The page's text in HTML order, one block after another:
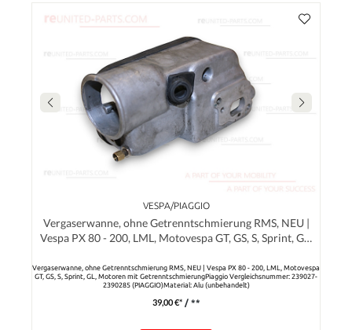
VESPA/PIAGGIO
Vergaserwanne, ohne Getrenntschmierung RMS, NEU |
Vespa PX 80 - 200, LML, Motovespa GT, GS, S, Sprint, GL,
Vergaserwanne, ohne Getrenntschmierung RMS, NEU | Vespa PX 80 - 200, LML, Motovespa
GT, GS, S, Sprint, GL, Motoren mit GetrenntschmierungPiaggio Vergleichsnummer: 239027-
2390285 (PIAGGIO)Material: Alu (unbehandelt)
39,00 €* / **